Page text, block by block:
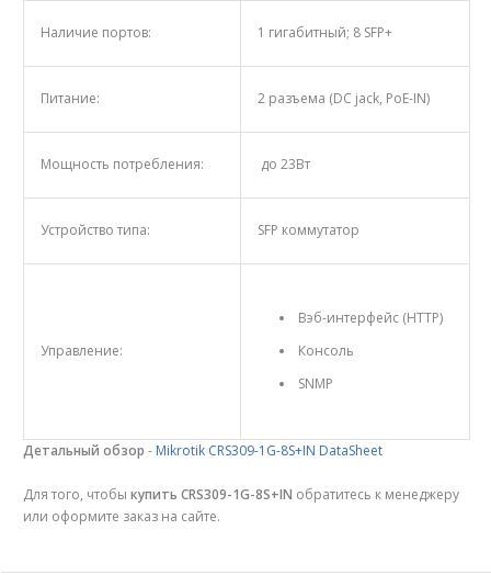
Наличие портов: 1 гигабитный; 8 SFP+
Питание: 2 разъема (DC jack, PoE-IN)
Мощность потребления: до 23Вт
Устройство типа: SFP коммутатор
Управление:
Вэб-интерфейс (HTTP)
Консоль
SNMP
Детальный обзор - Mikrotik CRS309-1G-8S+IN DataSheet
Для того, чтобы купить CRS309-1G-8S+IN обратитесь к менеджеру
или оформите заказ на сайте.